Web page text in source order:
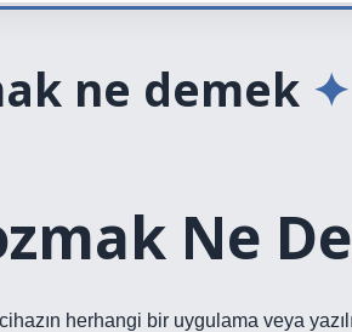
ne demek
Ne
herhangi bir uygulama veya